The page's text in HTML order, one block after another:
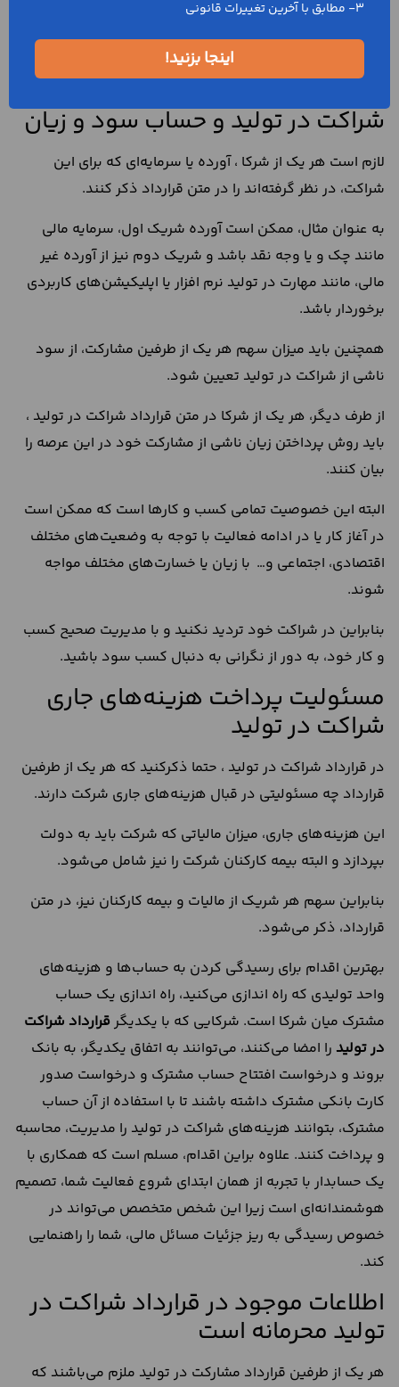
شراکت در تولید و حساب سود و زیان
لازم است هر یک از شرکا ، آورده یا سرمایه‌ای که برای این
شراکت، در نظر گرفته‌اند را در متن قرارداد ذکر کنند.
به عنوان مثال، ممکن است آورده شریک اول، سرمایه مالی
مانند چک و یا وجه نقد باشد و شریک دوم نیز از آورده غیر
مالی، مانند مهارت در تولید نرم افزار یا اپلیکیشن‌های کاربردی
برخوردار باشد.
همچنین باید میزان سهم هر یک از طرفین مشارکت، از سود
ناشی از شراکت در تولید تعیین شود.
از طرف دیگر، هر یک از شرکا در متن قرارداد شراکت در تولید ،
باید روش پرداختن زیان ناشی از مشارکت خود در این عرصه را
بیان کنند.
البته این خصوصیت تمامی کسب و کار‌ها است که ممکن است
در آغاز کار یا در ادامه فعالیت با توجه به وضعیت‌های مختلف
اقتصادی، اجتماعی و… با زیان یا خسارت‌های مختلف مواجه
شوند.
بنابراین در شراکت خود تردید نکنید و با مدیریت صحیح کسب
و کار خود، به دور از نگرانی به دنبال کسب سود باشید.
مسئولیت پرداخت هزینه‌های جاری
شراکت در تولید
در قرارداد شراکت در تولید ، حتما ذکرکنید که هر یک از طرفین
قرارداد چه مسئولیتی در قبال هزینه‌های جاری شرکت دارند.
این هزینه‌های جاری، میزان مالیاتی که شرکت باید به دولت
بپردازد و البته بیمه کارکنان شرکت را نیز شامل می‌شود.
بنابراین سهم هر شریک از مالیات و بیمه کارکنان نیز، در متن
قرارداد، ذکر می‌شود.
بهترین اقدام برای رسیدگی کردن به حساب‌ها و هزینه‌های
واحد تولیدی که راه اندازی می‌کنید، راه اندازی یک حساب
مشترک میان شرکا است. شرکایی که با یکدیگر قرارداد شراکت
در تولید را امضا می‌کنند، می‌توانند به اتفاق یکدیگر، به بانک
بروند و درخواست افتتاح حساب مشترک و درخواست صدور
کارت بانکی مشترک داشته باشند تا با استفاده از آن حساب
مشترک، بتوانند هزینه‌های شراکت در تولید را مدیریت، محاسبه
و پرداخت کنند. علاوه براین اقدام، مسلم است که همکاری با
یک حسابدار با تجربه از همان ابتدای شروع فعالیت شما، تصمیم
هوشمندانه‌ای است زیرا این شخص متخصص می‌تواند در
خصوص رسیدگی به ریز جزئیات مسائل مالی، شما را راهنمایی
کند.
اطلاعات موجود در قرارداد شراکت در
تولید محرمانه است
هر یک از طرفین قرارداد مشاركت در توليد ملزم می‌باشند که
3- مطابق با آخرین تغییرات قانونی
اینجا بزنید!